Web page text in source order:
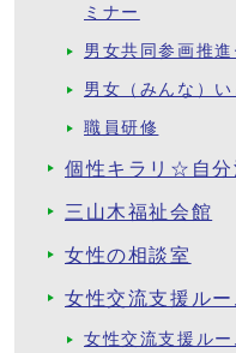
ミナー
男女共同参画推
男女（みんな）
職員研修
個性キラリ☆自分
三山木福祉会館
女性の相談室
女性交流支援ルー
女性交流支援ル